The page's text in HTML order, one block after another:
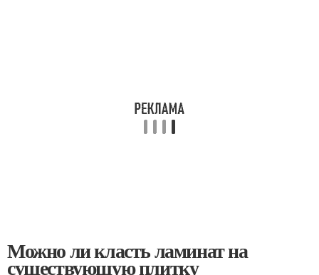
Можно ли класть ламинат на
существующую плитку